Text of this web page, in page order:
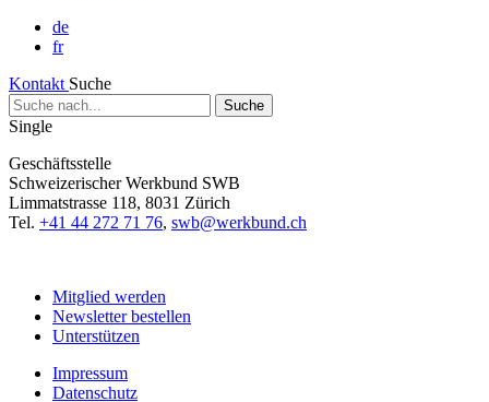
de
fr
Kontakt Suche
Suche
nach...
Single
Geschäftsstelle
Schweizerischer Werkbund SWB
Limmatstrasse 118, 8031 Zürich
Tel. +41 44 272 71 76, swb@werkbund.ch
Mitglied werden
Newsletter bestellen
Unterstützen
Impressum
Datenschutz